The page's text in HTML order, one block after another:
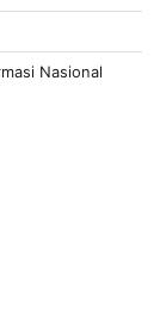
Nasional